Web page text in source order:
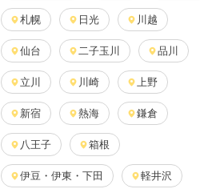
札幌 日光 川越
仙台 二子玉川 品川
立川 川崎 上野
新宿 熱海 鎌倉
八王子 箱根
伊豆・伊東・下田 軽井沢